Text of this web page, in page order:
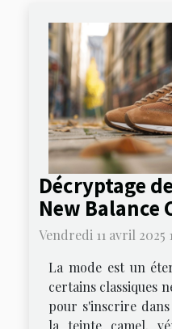
Décryptage
New Balance
Vendredi 11 avril 2025
La mode est un
certains classiques
pour s'inscrire
la teinte camel,